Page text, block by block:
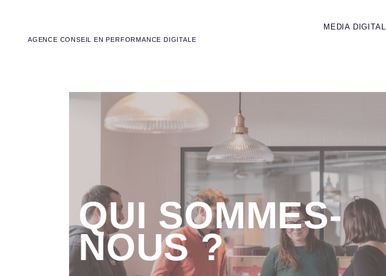
AGENCE CONSEIL EN PERFORMANCE DIGITALE
MEDIA DIGITAL
QUI SOMMES-
NOUS ?